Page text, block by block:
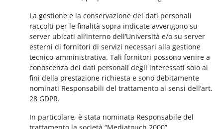
La gestione e la conservazione dei dati personali
raccolti per le finalità sopra indicate avvengono su
server ubicati all’interno dell’Università e/o su server
esterni di fornitori di servizi necessari alla gestione
tecnico-amministrativa. Tali fornitori possono venire a
conoscenza dei dati personali degli interessati solo ai
fini della prestazione richiesta e sono debitamente
nominati Responsabili del trattamento ai sensi dell’art.
28 GDPR.
In particolare, è stata nominata Responsabile del